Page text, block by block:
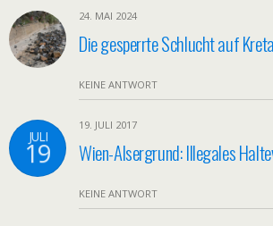
24. MAI 2024
Die gesperrte Schlucht auf Kreta
KEINE ANTWORT
JULI
19
19. JULI 2017
Wien-Alsergrund: Illegales
KEINE ANTWORT